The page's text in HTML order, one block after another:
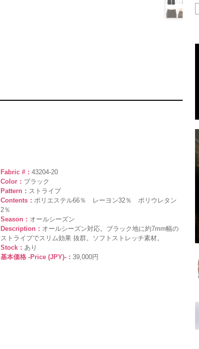
Fabric #： 43204-20
Color： ブラック
Pattern： ストライプ
Contents： ポリエステル66％ レーヨン32％ ポリウレタン
2％
Season： オールシーズン
Description： オールシーズン対応。ブラック地に約7mm幅の
ストライプでスリム効果 抜群。ソフトストレッチ素材。
Stock： あり
基本価格 -Price (JPY)-： 39,000円